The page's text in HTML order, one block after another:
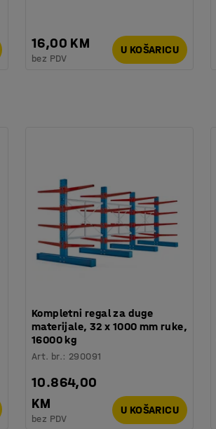
16,00 KM
bez PDV
U KOŠARICU
Kompletni regal za duge
materijale, 32 x 1000 mm ruke,
16000 kg
Art. br.: 290091
10.864,00
KM
bez PDV
U KOŠARICU